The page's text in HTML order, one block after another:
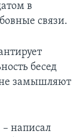
в
связи.
бесед
не замышляют
написал